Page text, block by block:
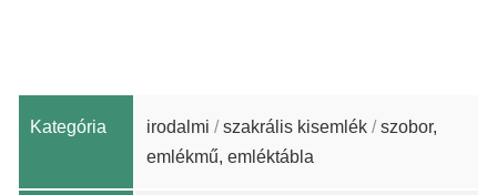
Kategória irodalmi /szakrális kisemlék /szobor,
emlékmű, emléktábla